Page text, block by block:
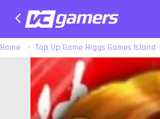
Home Top Up Game Higgs Games Island